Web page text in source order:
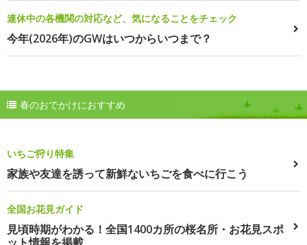
連休中の各機関の対応など、気になることをチェック
今年(2026年)のGWはいつからいつまで？
春のおでかけにおすすめ
いちご狩り特集
家族や友達を誘って新鮮ないちごを食べに行こう
全国お花見ガイド
見頃時期がわかる！全国1400カ所の桜名所・お花見スポ